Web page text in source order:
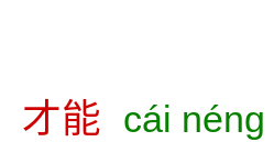
才能 cái néng